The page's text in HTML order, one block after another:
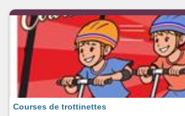
Courses de trottinettes